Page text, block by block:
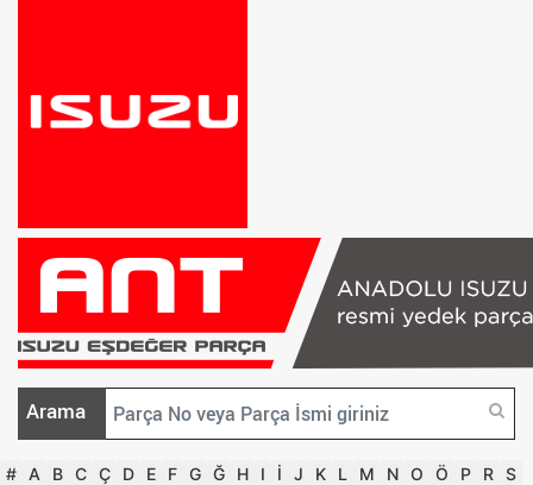
Arama
# A B C Ç D E F G Ğ H I İ J K L M N O Ö P R S